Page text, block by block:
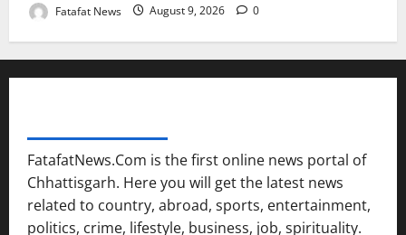
Fatafat News August 9, 2026 0
FatafatNews.Com is the first online news portal of
Chhattisgarh. Here you will get the latest news
related to country, abroad, sports, entertainment,
politics, crime, lifestyle, business, job, spirituality.